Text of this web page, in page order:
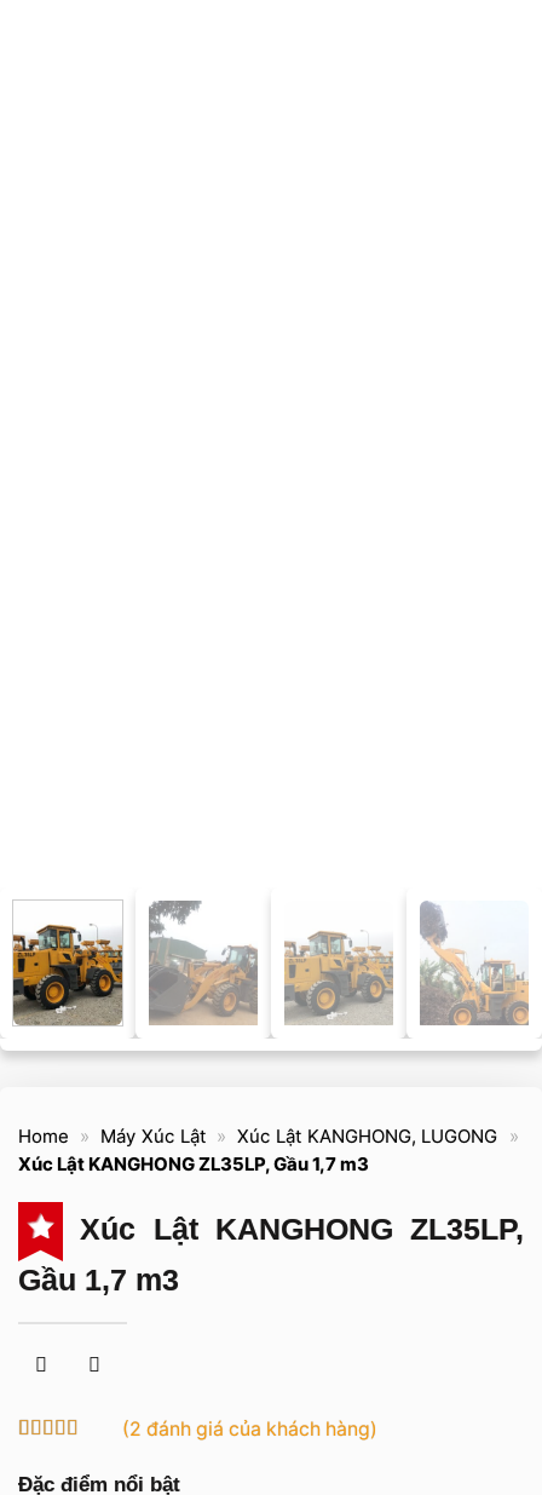
Home » Máy Xúc Lật » Xúc Lật KANGHONG, LUGONG
»
Xúc Lật KANGHONG ZL35LP, Gầu 1,7 m3
Xúc Lật KANGHONG ZL35LP,
Gầu 1,7 m3
trênđánh
(2 đánh giá của khách hàng)
Đặc điểm nổi bật